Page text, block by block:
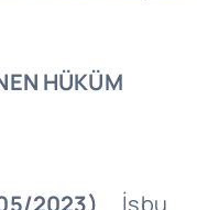
HÜKÜM
2023) İşbu